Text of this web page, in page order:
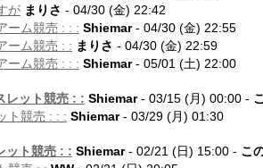
が まりさ - 04/30 (金) 22:42
ーム競売 : : : Shiemar- 04/30 (金) 22:55
ーム競売 : : まりさ - 04/30 (金) 22:59
ーム競売 : : : Shiemar- 05/01 (土) 22:00
レット競売 : : Shiemar- 03/15 (月) 00:00 -
ト競売 : : : Shiemar- 03/29 (月) 01:30
ット競売 : : Shiemar- 02/21 (日) 15:00 - こ